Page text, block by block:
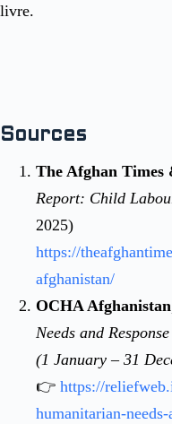
livre.
Sources
The Afghan
Report: Child
2025)
https://
afghanistan/
OCHA Afghanistan
Needs and
(1 January – 31
👉 https://
humanitarian-